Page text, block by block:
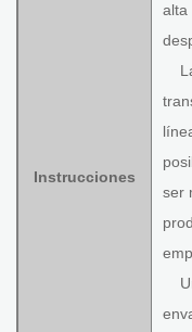
Instrucciones
alta
ser